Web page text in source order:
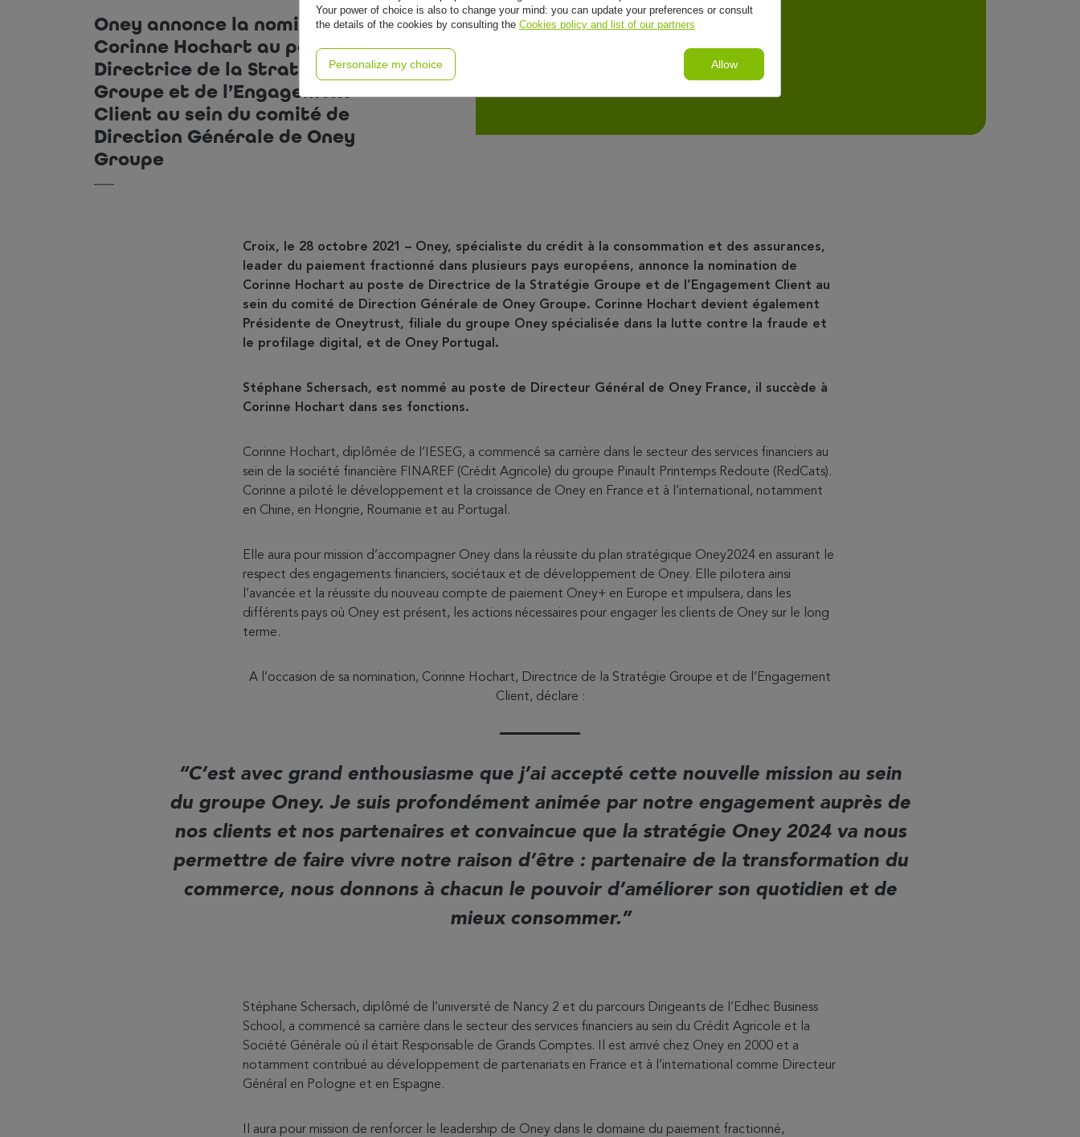
Oney annonce la nomination de
Corinne Hochart au poste de
Directrice de la Stratégie
Groupe et de l’Engagement
Client au sein du comité de
Direction Générale de Oney
Groupe
Croix, le 28 octobre 2021 – Oney, spécialiste du crédit à la consommation et des assurances,
leader du paiement fractionné dans plusieurs pays européens, annonce la nomination de
Corinne Hochart au poste de Directrice de la Stratégie Groupe et de l’Engagement Client au
sein du comité de Direction Générale de Oney Groupe. Corinne Hochart devient également
Présidente de Oneytrust, filiale du groupe Oney spécialisée dans la lutte contre la fraude et
le profilage digital, et de Oney Portugal.
Stéphane Schersach, est nommé au poste de Directeur Général de Oney France, il succède à
Corinne Hochart dans ses fonctions.
Corinne Hochart, diplômée de l’IESEG, a commencé sa carrière dans le secteur des services financiers au
sein de la société financière FINAREF (Crédit Agricole) du groupe Pinault Printemps Redoute (RedCats).
Corinne a piloté le développement et la croissance de Oney en France et à l’international, notamment
en Chine, en Hongrie, Roumanie et au Portugal.
Elle aura pour mission d’accompagner Oney dans la réussite du plan stratégique Oney2024 en assurant le
respect des engagements financiers, sociétaux et de développement de Oney. Elle pilotera ainsi
l’avancée et la réussite du nouveau compte de paiement Oney+ en Europe et impulsera, dans les
différents pays où Oney est présent, les actions nécessaires pour engager les clients de Oney sur le long
terme.
A l’occasion de sa nomination, Corinne Hochart, Directrice de la Stratégie Groupe et de l’Engagement
Client, déclare :
C’est avec grand enthousiasme que j’ai accepté cette nouvelle mission au sein
du groupe Oney. Je suis profondément animée par notre engagement auprès de
nos clients et nos partenaires et convaincue que la stratégie Oney 2024 va nous
permettre de faire vivre notre raison d’être : partenaire de la transformation du
commerce, nous donnons à chacun le pouvoir d’améliorer son quotidien et de
mieux consommer.
Stéphane Schersach, diplômé de l’université de Nancy 2 et du parcours Dirigeants de l’Edhec Business
School, a commencé sa carrière dans le secteur des services financiers au sein du Crédit Agricole et la
Société Générale où il était Responsable de Grands Comptes. Il est arrivé chez Oney en 2000 et a
notamment contribué au développement de partenariats en France et à l’international comme Directeur
Général en Pologne et en Espagne.
Il aura pour mission de renforcer le leadership de Oney dans le domaine du paiement fractionné,
Your power of choice is also to change your mind: you can update your preferences or consult
the details of the cookies by consulting the Cookies policy and list of our partners
Personalize my choice Allow